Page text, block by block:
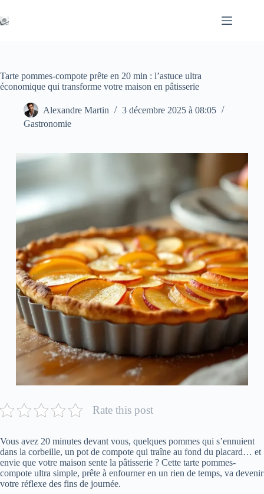
au
contenu
Tarte pommes-compote prête en 20 min : l’astuce ultra
économique qui transforme votre maison en pâtisserie
Alexandre Martin
3 décembre 2025 à 08:05
Gastronomie
Rate this post
Vous avez 20 minutes devant vous, quelques pommes qui s’ennuient
dans la corbeille, un pot de compote qui traîne au fond du placard… et
envie que votre maison sente la pâtisserie ? Cette tarte pommes-
compote ultra simple, prête à enfourner en un rien de temps, va devenir
votre réflexe des fins de journée.